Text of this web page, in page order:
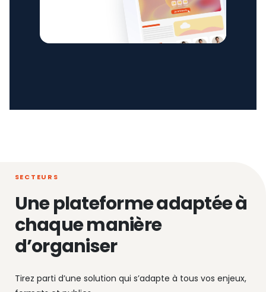
SECTEURS
Une plateforme adaptée à
chaque manière
d’organiser
Tirez parti d’une solution qui s’adapte à tous vos enjeux,